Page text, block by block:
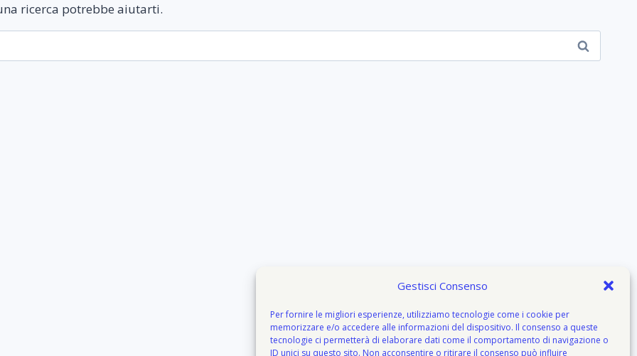
Gestisci Consenso
Per fornire le migliori esperienze, utilizziamo tecnologie come i cookie per
memorizzare e/o accedere alle informazioni del dispositivo. Il consenso a queste
tecnologie ci permetterà di elaborare dati come il comportamento di navigazione o
ID unici su questo sito. Non acconsentire o ritirare il consenso può influire
ricerca potrebbe aiutarti.